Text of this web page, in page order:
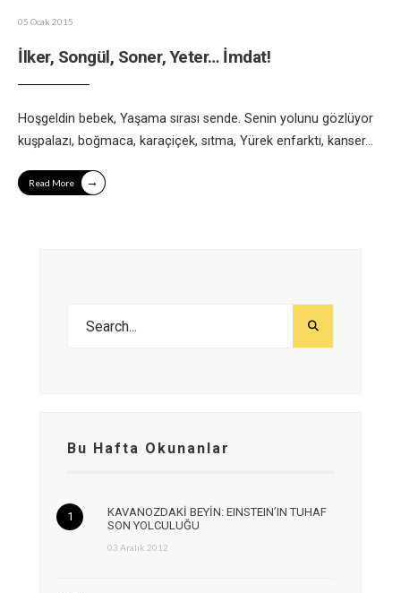
05 Ocak 2015
İlker, Songül, Soner, Yeter… İmdat!
Hoşgeldin bebek, Yaşama sırası sende. Senin yolunu gözlüyor
kuşpalazı, boğmaca, karaçiçek, sıtma, Yürek enfarktı, kanser...
Read More →
Bu Hafta Okunanlar
KAVANOZDAKİ BEYİN: EINSTEIN’IN TUHAF
SON YOLCULUĞU
03 Aralık 2012